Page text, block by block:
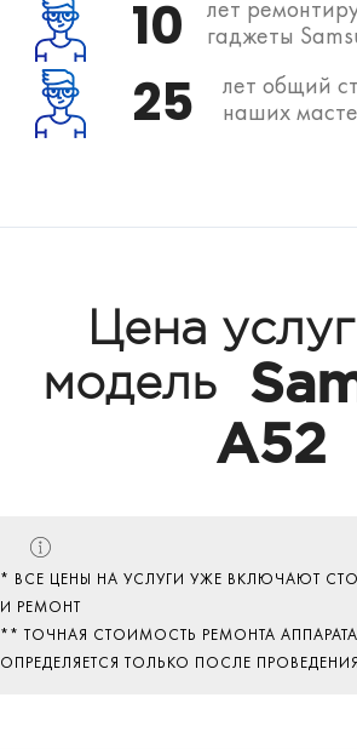
10
лет
гаджеты
25
лет общий
наших
Цена
модель
A52
* ВСЕ ЦЕНЫ НА УСЛУГИ УЖЕ ВКЛЮЧАЮТ
И РЕМОНТ
** ТОЧНАЯ СТОИМОСТЬ РЕМОНТА
ОПРЕДЕЛЯЕТСЯ ТОЛЬКО ПОСЛЕ